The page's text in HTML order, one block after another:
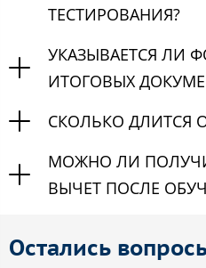
ТЕСТИРОВАНИЯ?
УКАЗЫВАЕТСЯ ЛИ
ИТОГОВЫХ
СКОЛЬКО ДЛИТСЯ
МОЖНО ЛИ
ВЫЧЕТ ПОСЛЕ
Остались